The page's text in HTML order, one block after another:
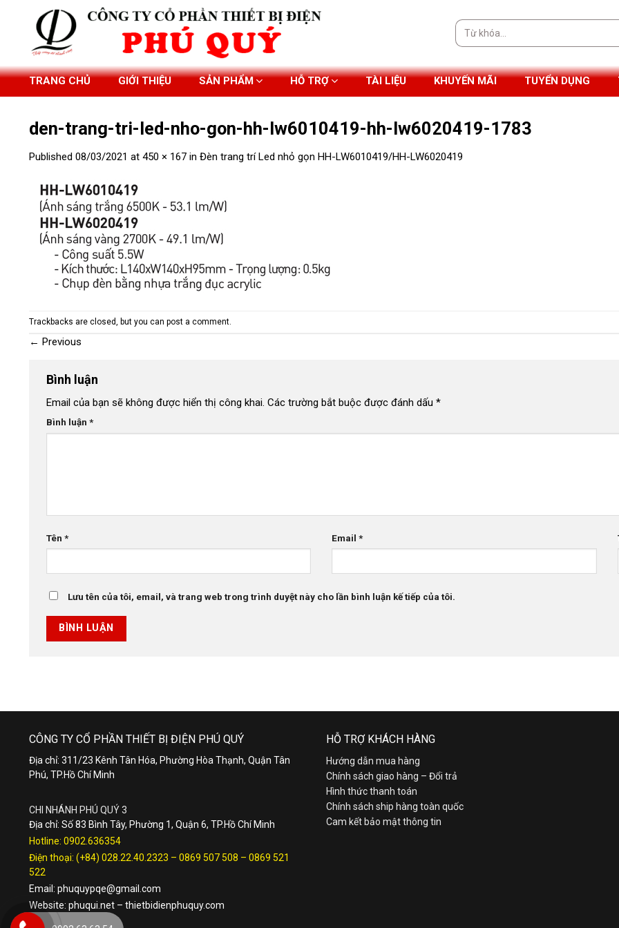
Tìm
kiếm:
TRANG CHỦ GIỚI THIỆU SẢN PHẨM HỖ TRỢ TÀI LIỆU KHUYẾN MÃI TUYỂN DỤNG
den-trang-tri-led-nho-gon-hh-lw6010419-hh-lw6020419-1783
Published 08/03/2021 at 450 × 167 in Đèn trang trí Led nhỏ gọn HH-LW6010419/HH-LW6020419
Trackbacks are closed, but you can post a comment
← Previous
Bình luận
Email của bạn sẽ không được hiển thị công khai. Các trường bắt buộc được đánh dấu *
Bình luận *
Tên * Email*
Lưu tên của tôi, email, và trang web trong trình duyệt này cho lần bình luận kế tiếp của tôi.
CÔNG TY CỔ PHẦN THIẾT BỊ ĐIỆN PHÚ QUÝ
Địa chỉ: 311/23 Kênh Tân Hóa, Phường Hòa Thạnh, Quận Tân
Phú, TP.Hồ Chí Minh
CHI NHÁNH PHÚ QUÝ 3
Địa chỉ: Số 83 Bình Tây, Phường 1, Quận 6, TP.Hồ Chí Minh
Hotline: 0902.636354
Điện thoại: (+84) 028.22.40.2323 – 0869 507 508 – 0869 521
522
Email: phuquypqe@gmail.com
Website: phuqui.net – thietbidienphuquy.com
HỖ TRỢ KHÁCH HÀNG
Hướng dẫn mua hàng
Chính sách giao hàng – Đổi trả
Hình thức thanh toán
Chính sách ship hàng toàn quốc
Cam kết bảo mật thông tin